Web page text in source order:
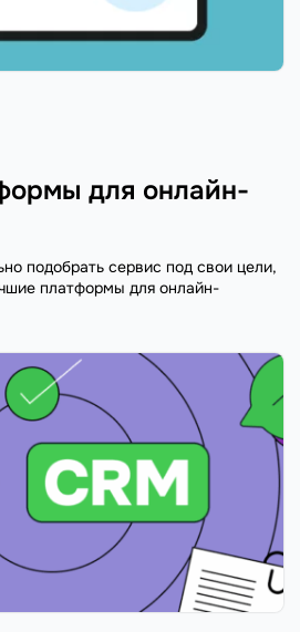
для онлайн-
подобрать сервис под свои цели,
платформы для онлайн-